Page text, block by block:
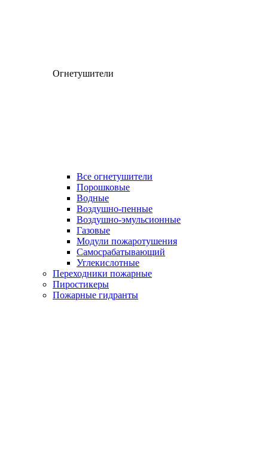
Огнетушители
Все огнетушители
Порошковые
Водные
Воздушно-пенные
Воздушно-эмульсионные
Газовые
Модули пожаротушения
Самосрабатывающий
Углекислотные
Переходники пожарные
Пиростикеры
Пожарные гидранты